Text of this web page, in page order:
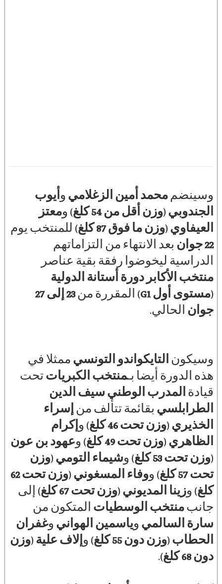
وسينضممحمد أمين الزغلامي وأيوب
الجندوبي(وزن أقل من 54 كلغ ) ومعتز
العيفاوي(وزن ما فوق 87 كلغ
) للمنتخب يوم
22 جوان
بعد الانتهاء من التزاماتهم
الدراسية ليخوضوا رفقة بقية عناصر
منتخب الأكابردورة أستانة الدولية
(مستوى أول G1 ) المقررة من
23 إلى 27
جوان الحالي.
وسيكون التايكواندو التونسي ممثلا في
هذه الدورة أيضا بـمنتخب الكبريات تحت
قيادة المدرب الوطني سيف الدين
الطرابلسي بقائمة تتألف منإسراء
الخذيري(وزن تحت 46 كلغ ) وإكرام
الظاهري(وزن تحت 49 كلغ ) وعهود بن عون
(وزن تحت 53 كلغ ) وشيماء التومي(وزن
تحت 57 كلغ
) ووفاء المسغوني(
وزن تحت 62
كلغ) وزينا المديوني(وزن تحت 67 كلغ
) إلى
جانبمنتخب الوسطيات المتكون من
سارة السالمي وياسمين الهواني وغفران
الحطاب(وزن دون 55 كلغ ) وإلاف علية(وزن
دون 68 كلغ
).